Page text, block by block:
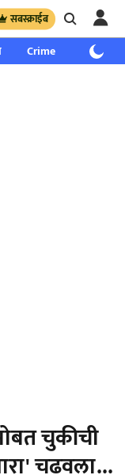
सबस्क्राईब
Crime साप्ताहिक
चुकीची
चढवला...